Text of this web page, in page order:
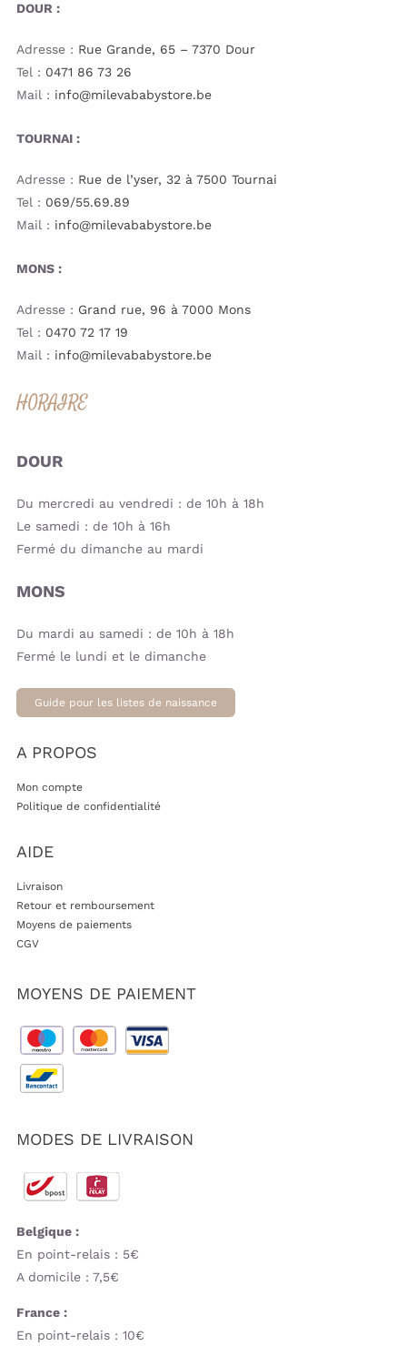
DOUR :
Adresse : Rue Grande, 65 – 7370 Dour
Tel : 0471 86 73 26
Mail : info@milevababystore.be
TOURNAI :
Adresse : Rue de l’yser, 32 à 7500 Tournai
Tel : 069/55.69.89
Mail : info@milevababystore.be
MONS :
Adresse : Grand rue, 96 à 7000 Mons
Tel : 0470 72 17 19
Mail : info@milevababystore.be
HORAIRE
DOUR
Du mercredi au vendredi : de 10h à 18h
Le samedi : de 10h à 16h
Fermé du dimanche au mardi
MONS
Du mardi au samedi : de 10h à 18h
Fermé le lundi et le dimanche
Guide pour les listes de naissance
A PROPOS
Mon compte
Politique de confidentialité
AIDE
Livraison
Retour et remboursement
Moyens de paiements
CGV
MOYENS DE PAIEMENT
MODES DE LIVRAISON
Belgique :
En point-relais : 5€
A domicile : 7,5€
France :
En point-relais : 10€